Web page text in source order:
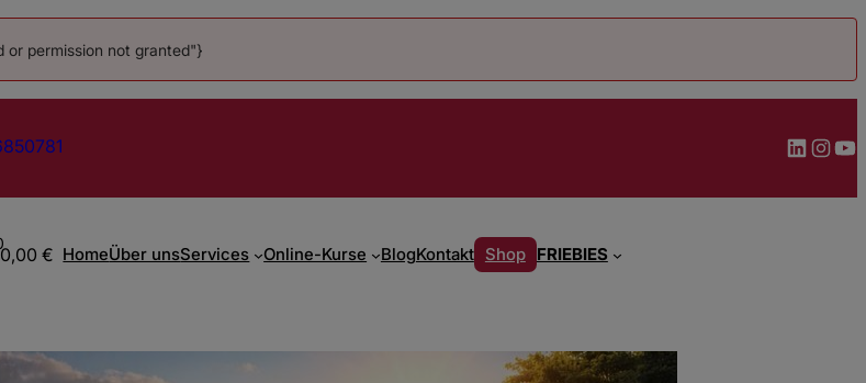
or permission not granted"}
LinkedIn InstagramYouTube
0,00 € HomeÜber unsServices Online-Kurse BlogKontakt Shop FRIEBIES